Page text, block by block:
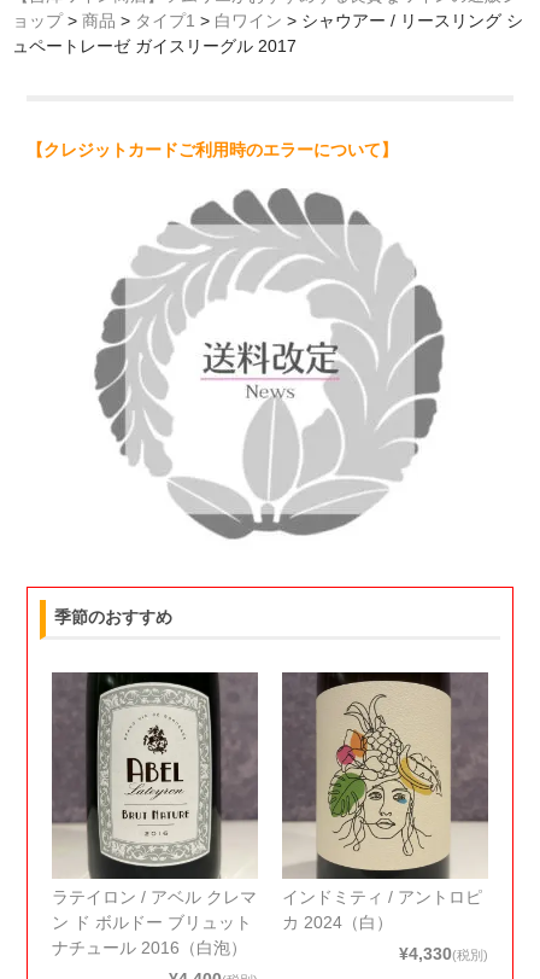
ョップ> 商品 > タイプ1 > 白ワイン > シャウアー / リースリング シ
ュペートレーゼ ガイスリーグル 2017
【クレジットカードご利用時のエラーについて】
季節のおすすめ
ラテイロン / アベル クレマ
ン ド ボルドー ブリュット
ナチュール 2016（白泡）
インドミティ / アントロピ
カ 2024（白）
¥4,330(税別)